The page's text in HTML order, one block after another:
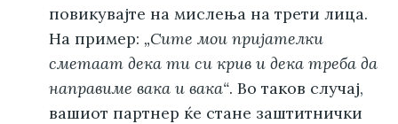
повикувајте на мислења на трети лица.
На пример: „Сите мои пријателки
сметаат дека ти си крив и дека треба да
направиме вака и вака“. Во таков случај,
вашиот партнер ќе стане заштитнички